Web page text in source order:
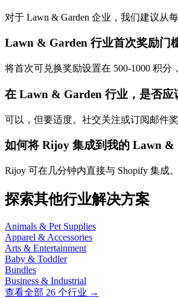
对于 Lawn & Garden 企业，我们建议从
Lawn & Garden 行业首次奖励门
将首次可兑换奖励设置在 500-1000 积
在 Lawn & Garden 行业，是否应
可以，但要适度。社交关注或订阅邮件
如何将 Rijoy 集成到我的 Lawn &
Rijoy 可在几分钟内直接与 Shopify 集成
探索其他行业解决方案
Animals & Pet Supplies
Apparel & Accessories
Arts & Entertainment
Baby & Toddler
Bundles
Business & Industrial
查看全部 26 个行业 →